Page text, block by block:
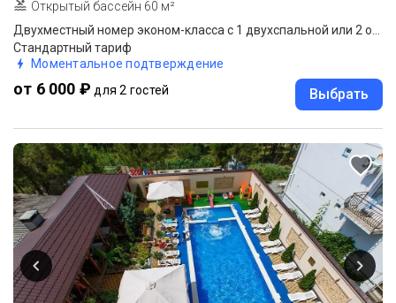
Открытый бассейн 60 м²
Стандартный тариф
Моментальное подтверждение
от 6 000 ₽ для 2 гостей Выбрать